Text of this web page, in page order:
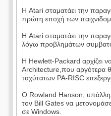
Η Atari σταματάει την
πρώτη εποχή των
Η Atari σταματάει την
λόγω προβλημάτων
Η Hewlett-Packard αρχίζει
Architecture,που αργότερα
ταχύτατων PA-RISC
Ο Rowland Hanson,
τον Bill Gates να
σε Windows.